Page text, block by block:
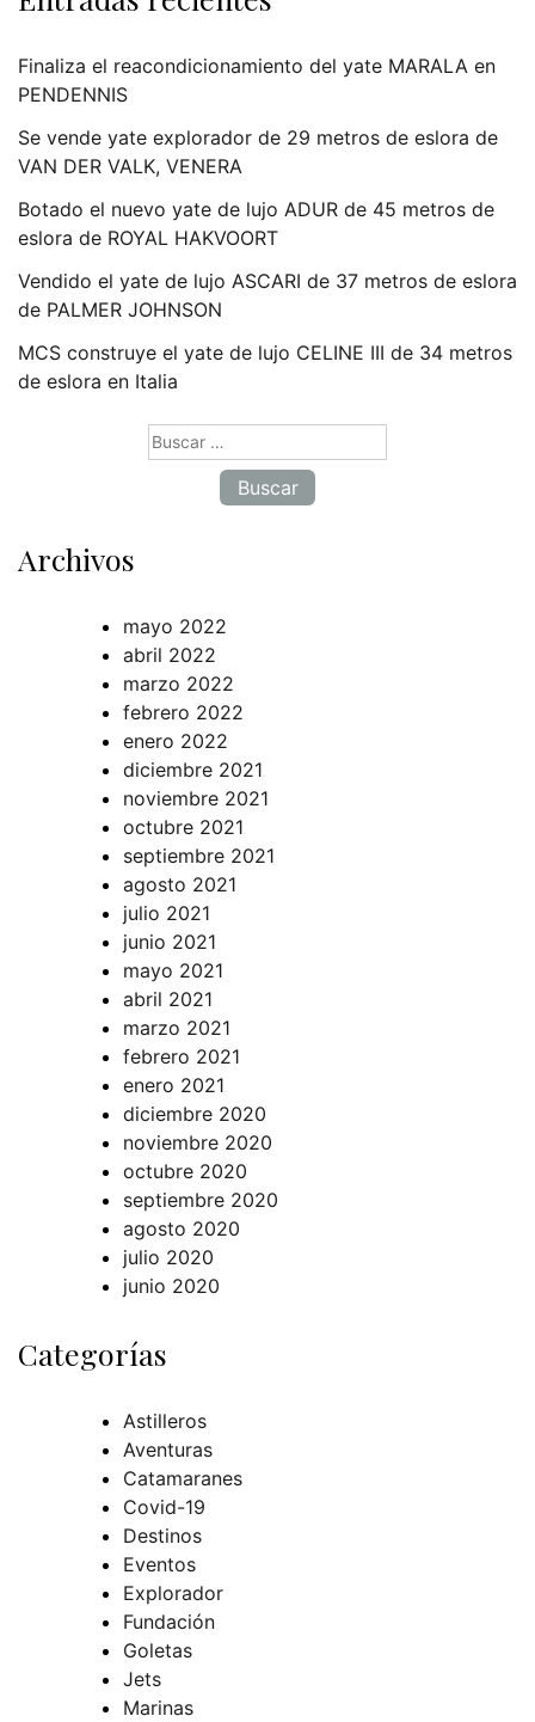
Finaliza el reacondicionamiento del yate MARALA en
PENDENNIS
Se vende yate explorador de 29 metros de eslora de
VAN DER VALK, VENERA
Botado el nuevo yate de lujo ADUR de 45 metros de
eslora de ROYAL HAKVOORT
Vendido el yate de lujo ASCARI de 37 metros de eslora
de PALMER JOHNSON
MCS construye el yate de lujo CELINE III de 34 metros
de eslora en Italia
Archivos
mayo 2022
abril 2022
marzo 2022
febrero 2022
enero 2022
diciembre 2021
noviembre 2021
octubre 2021
septiembre 2021
agosto 2021
julio 2021
junio 2021
mayo 2021
abril 2021
marzo 2021
febrero 2021
enero 2021
diciembre 2020
noviembre 2020
octubre 2020
septiembre 2020
agosto 2020
julio 2020
junio 2020
Categorías
Astilleros
Aventuras
Catamaranes
Covid-19
Destinos
Eventos
Explorador
Fundación
Goletas
Jets
Marinas